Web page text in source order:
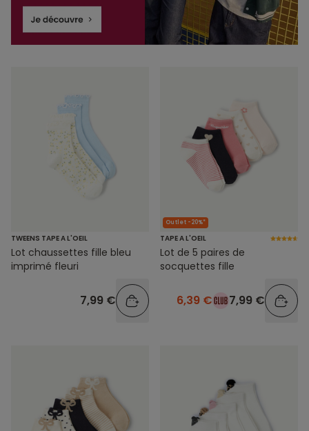
TWEENS TAPE A L'OEIL
Lot chaussettes fille bleu
imprimé fleuri
7,99 €
Outlet -20%*
TAPE A L'OEIL
Lot de 5 paires de
socquettes fille
6,39 € 7,99 €